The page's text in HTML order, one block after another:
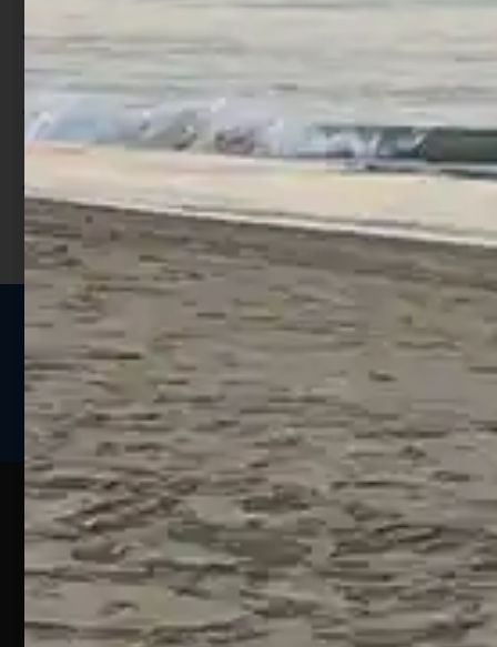
Per ogni acquisto accumuli ulteriori
punti;
Utilizza i punti per ricevere uno
sconto;
I punti sono indicati nella pagina
prodotto;
Seguici sui social
Web
Pesca
Un portale
pensato
per gli
Esperienze
Guide
sulla
pesca
sportiva
Assistenza
Clienti
Chi
Siamo
Contatti
Assistenza
Ecommerce
Negozio di